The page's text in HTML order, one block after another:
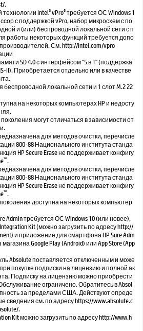
.
Intel®vPro®требуется ОС Windows 1
с поддержкой vPro, набор микросхем с по
и (или) беспроводной локальной сети с п
работы некоторых функций требуется допо
См. http://intel.com/vpro
SD 4.0 с интерфейсом "5 в 1" (поддержка
II). Приобретается отдельно или в качестве
беспроводной локальной сети и 1 слот M.2 22
на некоторых компьютерах HP и недосту
поколения могут отличаться в зависимости от
для методов очистки, перечисле
800-88 Национального института станда
HP Secure Erase не поддерживает конфигу
™.
для методов очистки, перечисле
800-88 Национального института станда
HP Secure Erase не поддерживает конфигу
™.
поколения доступна на некоторых компьютер
Admin требуется ОС Windows 10 (или новее),
Kit (можно загрузить по адресу http://
и приложение для смартфона HP Sure Adm
магазина Google Play (Android) или App Store (App
Absolute поставляется отключенным и може
покупке подписки на лицензию и полной ак
Подписку на лицензию можно приобрести
ограничено. Обратитесь в Absol
за пределами США. Действуют опреде
см. по адресу https://www.absolute.c
.
Kit можно загрузить по адресу http://www.h